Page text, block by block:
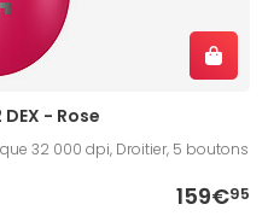
- Rose
32 000 dpi, Droitier, 5 boutons
159€95